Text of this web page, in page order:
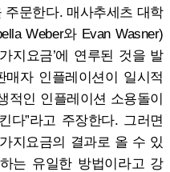
문한다. 매사추세츠 대학
Weber와 Evan Wasner)
지요금’에 연루된 것을 발
자 인플레이션이 일시적
적인 인플레이션 소용돌이
다”라고 주장한다. 그러면
지요금의 결과로 올 수 있
는 유일한 방법이라고 강